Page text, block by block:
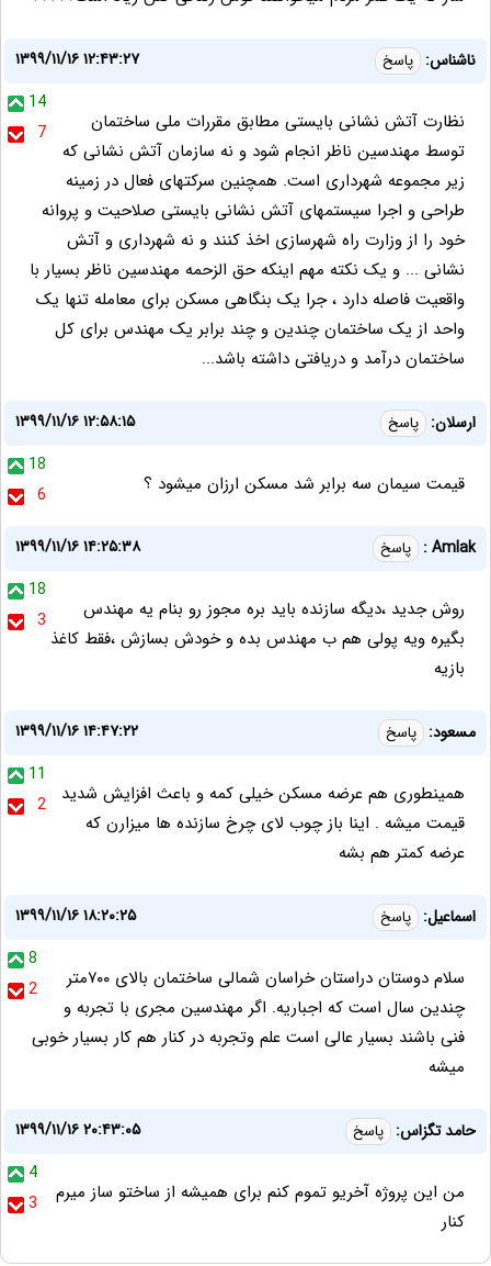
ناشناس: پاسخ
۱۳۹۹/۱۱/۱۶ ۱۲:۴۳:۲۷
14
7
نظارت آتش نشانی بایستی مطابق مقررات ملی ساختمان
توسط مهندسین ناظر انجام شود و نه سازمان آتش نشانی که
زیر مجموعه شهرداری است. همچنین سرکتهای فعال در زمینه
طراحی و اجرا سیستمهای آتش نشانی بایستی صلاحیت و پروانه
خود را از وزارت راه شهرسازی اخذ کنند و نه شهرداری و آتش
نشانی ... و یک نکته مهم اینکه حق الزحمه مهندسین ناظر بسیار با
واقعیت فاصله دارد ، جرا یک بنگاهی مسکن برای معامله تنها یک
واحد از یک ساختمان چندین و چند برابر یک مهندس برای کل
ساختمان درآمد و دریافتی داشته باشد...
ارسلان: پاسخ
۱۳۹۹/۱۱/۱۶ ۱۲:۵۸:۱۵
18
6
قیمت سیمان سه برابر شد مسکن ارزان میشود ؟
Amlak : پاسخ
۱۳۹۹/۱۱/۱۶ ۱۴:۲۵:۳۸
18
3
روش جدید ،دیگه سازنده باید بره مجوز رو بنام یه مهندس
بگیره ویه پولی هم ب مهندس بده و خودش بسازش ،فقط کاغذ
بازیه
مسعود: پاسخ
۱۳۹۹/۱۱/۱۶ ۱۴:۴۷:۲۲
11
2
همینطوری هم عرضه مسکن خیلی کمه و باعث افزایش شدید
قیمت میشه . اینا باز چوب لای چرخ سازنده ها میزارن که
عرضه کمتر هم بشه
اسماعیل: پاسخ
۱۳۹۹/۱۱/۱۶ ۱۸:۲۰:۲۵
8
2
سلام دوستان دراستان خراسان شمالی ساختمان بالای ۷۰۰متر
چندین سال است که اجباریه. اگر مهندسین مجری با تجربه و
فنی باشند بسیار عالی است علم وتجربه در کنار هم کار بسیار خوبی
میشه
حامد تگزاس: پاسخ
۱۳۹۹/۱۱/۱۶ ۲۰:۴۳:۰۵
4
3
من این پروژه آخریو تموم کنم برای همیشه از ساختو ساز میرم
کنار